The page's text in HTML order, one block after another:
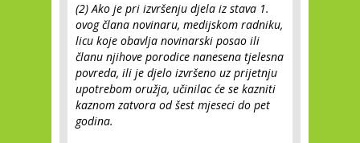
(2) Ako je pri izvršenju djela iz stava 1.
ovog člana novinaru, medijskom radniku,
licu koje obavlja novinarski posao ili
članu njihove porodice nanesena tjelesna
povreda, ili je djelo izvršeno uz prijetnju
upotrebom oružja, učinilac će se kazniti
kaznom zatvora od šest mjeseci do pet
godina.